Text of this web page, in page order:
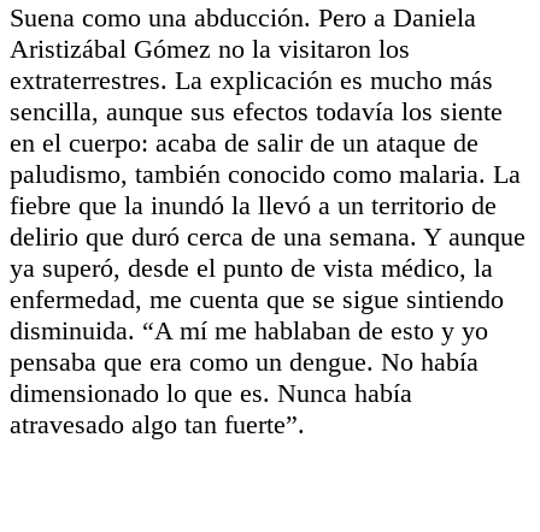
Suena como una abducción. Pero a Daniela
Aristizábal Gómez no la visitaron los
extraterrestres. La explicación es mucho más
sencilla, aunque sus efectos todavía los siente
en el cuerpo: acaba de salir de un ataque de
paludismo, también conocido como malaria. La
fiebre que la inundó la llevó a un territorio de
delirio que duró cerca de una semana. Y aunque
ya superó, desde el punto de vista médico, la
enfermedad, me cuenta que se sigue sintiendo
disminuida. “A mí me hablaban de esto y yo
pensaba que era como un dengue. No había
dimensionado lo que es. Nunca había
atravesado algo tan fuerte”.